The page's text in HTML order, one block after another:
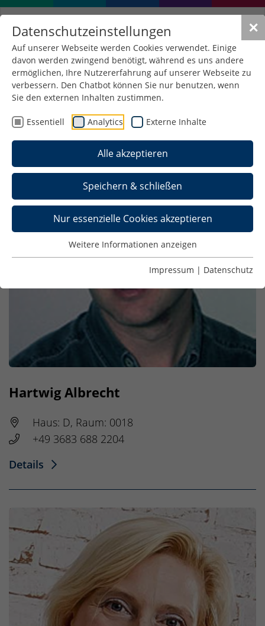
✕
Datenschutzeinstellungen
Auf unserer Webseite werden Cookies verwendet. Einige
davon werden zwingend benötigt, während es uns andere
ermöglichen, Ihre Nutzererfahrung auf unserer Webseite zu
verbessern. Den Chatbot können Sie nur benutzen, wenn
Sie den externen Inhalten zustimmen.
Essentiell Analytics Externe Inhalte
Alle akzeptieren
Speichern & schließen
Nur essenzielle Cookies akzeptieren
Weitere Informationen anzeigen
Impressum | Datenschutz
Lehrkräfte
Hartwig Albrecht
Haus: D, Raum: 0018
+49 3683 688 2204
Details